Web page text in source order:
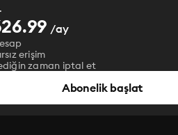
/ay
erişim
zaman iptal et
Abonelik başlat